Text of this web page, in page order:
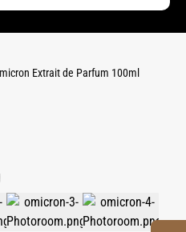
Extrait de Parfum 100ml